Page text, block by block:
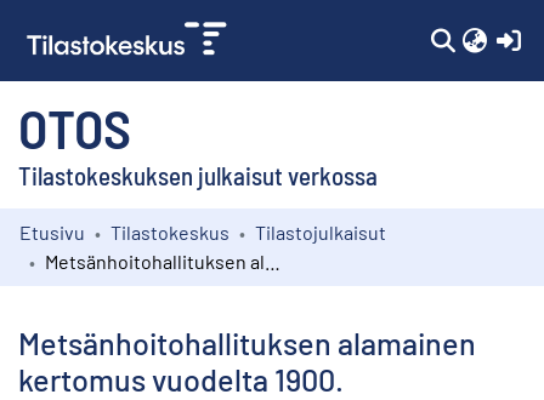
OTOS
Tilastokeskuksen julkaisut verkossa
Kokoelmat
Etusivu Tilastokeskus
Tilastojulkaisut
Metsänhoitohallituksen alamainen
kertomus vuodelta 1900.